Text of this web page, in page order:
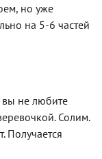
но уже
на 5-6 частей
не любите
Солим.
Получается